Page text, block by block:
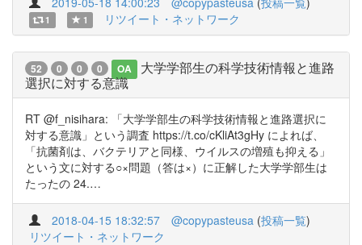
1 1 リツイート・ネットワーク
52 0 0 0 OA
大学学部生の科学技術情報と進路
選択に対する意識
RT @f_nisihara: 「大学学部生の科学技術情報と進路選択に
対する意識」という調査 https://t.co/cKliAt3gHy によれば、
「抗菌剤は、バクテリアと同様、ウイルスの増殖も抑える」
という文に対する○×問題（答は×）に正解した大学学部生は
たったの 24.…
2018-04-15 18:32:57 @copypasteusa (投稿一覧)
リツイート・ネットワーク